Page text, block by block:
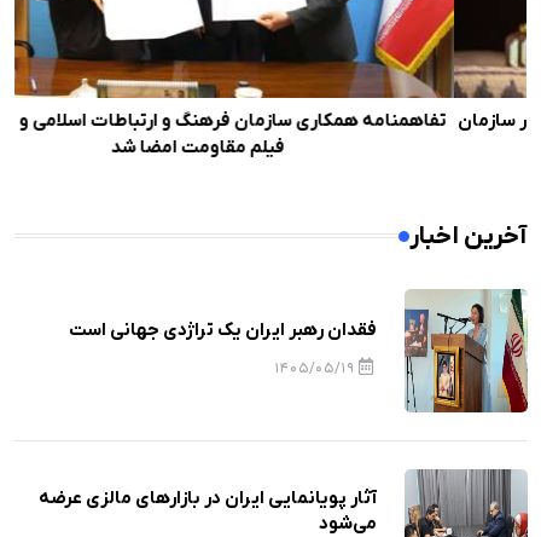
تفاهمنامه همکاری سازمان فرهنگ و ارتباطات اسلامی و جشنواره
فیلم مقاومت امضا شد
آخرین اخبار
فقدان رهبر ایران یک تراژدی جهانی است
آثار پویانمایی ایران در بازارهای مالزی عرضه
می‌شود